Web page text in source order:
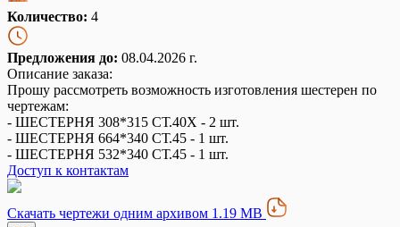
Количество: 4
Предложения до: 08.04.2026 г.
Описание заказа:
Прошу рассмотреть возможность изготовления шестерен по
чертежам:
- ШЕСТЕРНЯ 308*315 СТ.40Х - 2 шт.
- ШЕСТЕРНЯ 664*340 СТ.45 - 1 шт.
- ШЕСТЕРНЯ 532*340 СТ.45 - 1 шт.
Доступ к контактам
Скачать чертежи одним архивом 1.19 MB